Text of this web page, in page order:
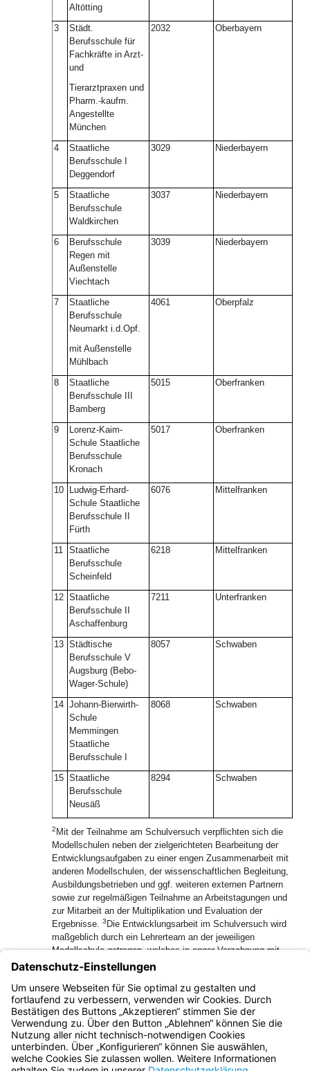
Altötting
3
Städt.
Berufsschule für
Fachkräfte in Arzt-
und
Tierarztpraxen und
Pharm.-kaufm.
Angestellte
München
2032 Oberbayern
4
Staatliche
Berufsschule I
Deggendorf
3029 Niederbayern
5
Staatliche
Berufsschule
Waldkirchen
3037 Niederbayern
6
Berufsschule
Regen mit
Außenstelle
Viechtach
3039 Niederbayern
7
Staatliche
Berufsschule
Neumarkt i.d.Opf.
mit Außenstelle
Mühlbach
4061 Oberpfalz
8
Staatliche
Berufsschule III
Bamberg
5015 Oberfranken
9
Lorenz-Kaim-
Schule Staatliche
Berufsschule
Kronach
5017 Oberfranken
10
Ludwig-Erhard-
Schule Staatliche
Berufsschule II
Fürth
6076 Mittelfranken
11 Staatliche
Berufsschule
Scheinfeld
6218 Mittelfranken
12 Staatliche
Berufsschule II
Aschaffenburg
7211 Unterfranken
13 Städtische
Berufsschule V
Augsburg (Bebo-
Wager-Schule)
8057 Schwaben
14 Johann-Bierwirth-
Schule
Memmingen
Staatliche
Berufsschule I
8068 Schwaben
15 Staatliche
Berufsschule
Neusäß
8294 Schwaben
2 Mit der Teilnahme am Schulversuch verpflichten sich die
Modellschulen neben der zielgerichteten Bearbeitung der
Entwicklungsaufgaben zu einer engen Zusammenarbeit mit
anderen Modellschulen, der wissenschaftlichen Begleitung,
Ausbildungsbetrieben und ggf. weiteren externen Partnern
sowie zur regelmäßigen Teilnahme an Arbeitstagungen und
zur Mitarbeit an der Multiplikation und Evaluation der
Ergebnisse. 3 Die Entwicklungsarbeit im Schulversuch wird
maßgeblich durch ein Lehrerteam an der jeweiligen
Modellschule getragen, welches in enger Verzahnung mit
der Schulleitung agiert. Die teilnehmenden Modellschulen
erhalten im Schuljahr 2024/2025 fünf und in den zwei
folgenden Schuljahren vier Anrechnungsstunden je Schule
für die Entwicklungsarbeit.
Bayern.de
BayernPortal